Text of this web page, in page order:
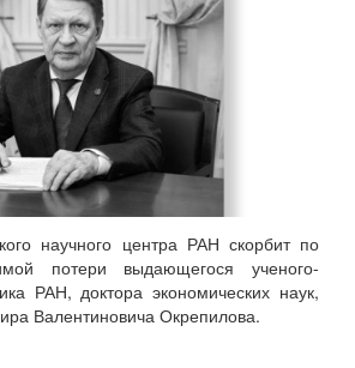
научного центра РАН скорбит по
потери выдающегося ученого-
РАН, доктора экономических наук,
Валентиновича Окрепилова.